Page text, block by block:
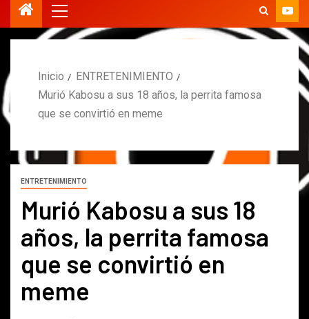
Inicio
ENTRETENIMIENTO
Murió Kabosu a sus 18 años, la perrita famosa
que se convirtió en meme
ENTRETENIMIENTO
Murió Kabosu a sus 18
años, la perrita famosa
que se convirtió en
meme